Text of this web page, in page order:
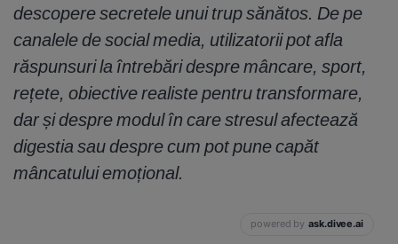
descopere secretele unui trup sănătos. De pe
canalele de social media, utilizatorii pot afla
răspunsuri la întrebări despre mâncare, sport,
rețete, obiective realiste pentru transformare,
dar și despre modul în care stresul afectează
digestia sau despre cum pot pune capăt
mâncatului emoțional.